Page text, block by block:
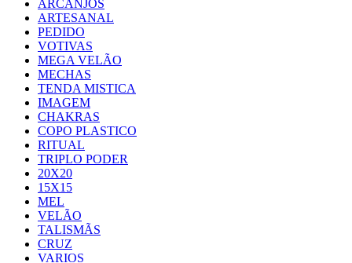
ARCANJOS
ARTESANAL
PEDIDO
VOTIVAS
MEGA VELÃO
MECHAS
TENDA MISTICA
IMAGEM
CHAKRAS
COPO PLASTICO
RITUAL
TRIPLO PODER
20X20
15X15
MEL
VELÃO
TALISMÃS
CRUZ
VARIOS